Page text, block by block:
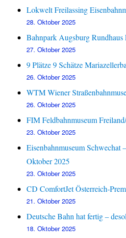
Lokwelt Freilassing
28. Oktober 2025
Bahnpark Augsburg Rundhaus
27. Oktober 2025
9 Plätze 9 Schätze
26. Oktober 2025
WTM Wiener
26. Oktober 2025
FIM Feldbahnmuseum
23. Oktober 2025
Eisenbahnmuseum Schwechat
Oktober 2025
23. Oktober 2025
CD ComfortJet Österreich-
21. Oktober 2025
Deutsche Bahn hat fertig –
18. Oktober 2025